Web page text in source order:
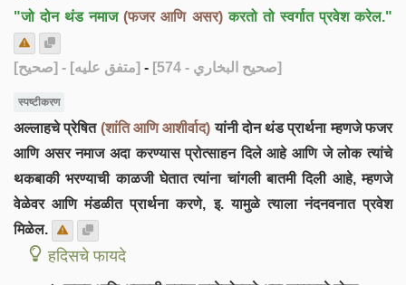
"जो दोन थंड नमाज(फजर आणि असर)करतो तो स्वर्गात प्रवेश करेल."
[صحيح] - [متفق عليه] - [صحيح البخاري - 574]
स्पष्टीकरण
अल्लाहचे प्रेषित (शांति आणि आशीर्वाद) यांनी दोन थंड प्रार्थना म्हणजे फजर
आणि असर नमाज अदा करण्यास प्रोत्साहन दिले आहे आणि जे लोक त्यांचे
थकबाकी भरण्याची काळजी घेतात त्यांना चांगली बातमी दिली आहे, म्हणजे
वेळेवर आणि मंडळीत प्रार्थना करणे, इ. यामुळे त्याला नंदनवनात प्रवेश
मिळेल.
हदिसचे फायदे